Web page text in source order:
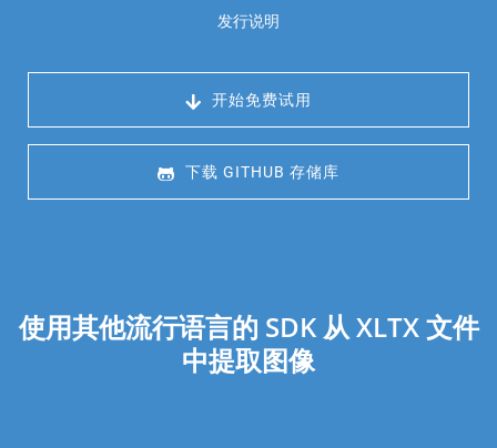
发行说明
开始免费试用
下载 GITHUB 存储库
使用其他流行语言的 SDK 从 XLTX 文件
中提取图像